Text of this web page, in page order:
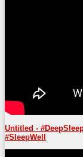
Untitled -
#SleepWell